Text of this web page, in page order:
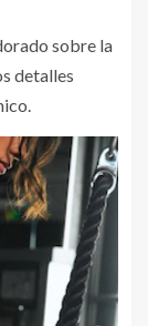
sobre la
detalles